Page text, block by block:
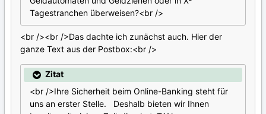
Tagestranchen überweisen?<br />
<br /><br />Das dachte ich zunächst auch. Hier der
ganze Text aus der Postbox:<br />
Zitat
<br />Ihre Sicherheit beim Online-Banking steht für
uns an erster Stelle. Deshalb bieten wir Ihnen